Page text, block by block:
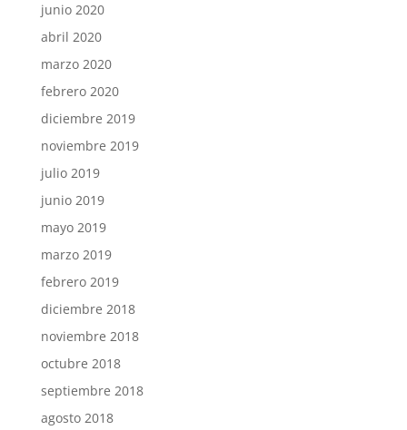
junio 2020
abril 2020
marzo 2020
febrero 2020
diciembre 2019
noviembre 2019
julio 2019
junio 2019
mayo 2019
marzo 2019
febrero 2019
diciembre 2018
noviembre 2018
octubre 2018
septiembre 2018
agosto 2018